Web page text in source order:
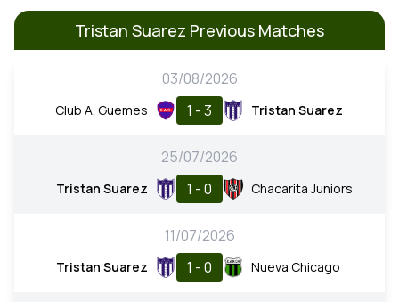
Tristan Suarez Previous Matches
03/08/2026
Club A. Guemes 1 - 3 Tristan Suarez
25/07/2026
Tristan Suarez 1 - 0 Chacarita Juniors
11/07/2026
Tristan Suarez 1 - 0 Nueva Chicago